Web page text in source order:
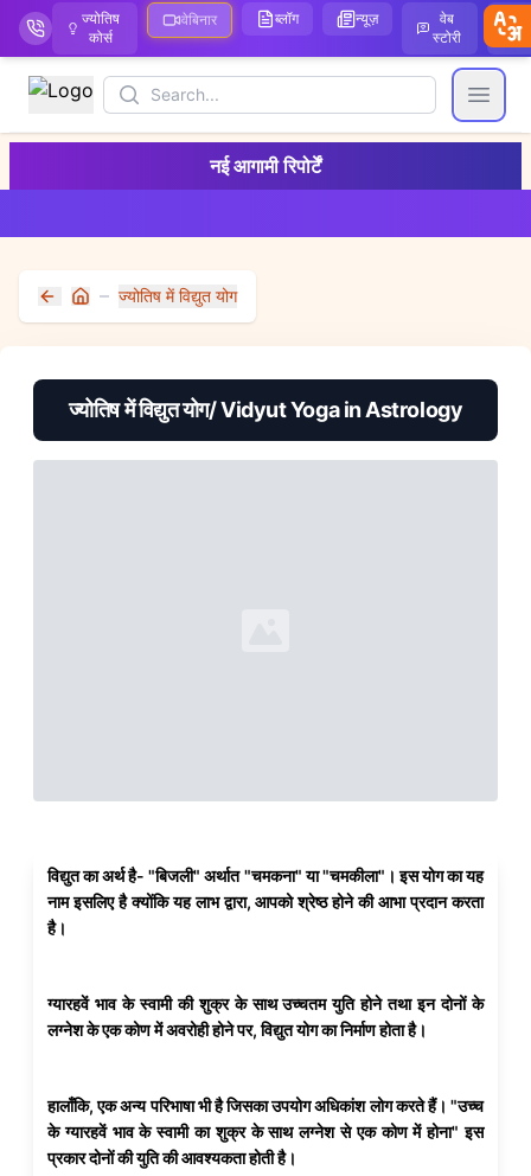
ज्योतिष
कोर्स
वेबिनार ब्लॉग न्यूज़
वेब
स्टोरी
Search
Open
नई आगामी रिपोर्टें
Home ज्योतिष में विद्युत योग
ज्योतिष में विद्युत योग/ Vidyut Yoga in Astrology
विद्युत का अर्थ है- "बिजली" अर्थात "चमकना" या "चमकीला"। इस योग का यह
नाम इसलिए है क्योंकि यह लाभ द्वारा, आपको श्रेष्ठ होने की आभा प्रदान करता
है।
ग्यारहवें भाव के स्वामी की शुक्र के साथ उच्चतम युति होने तथा इन दोनों के
लग्नेश के एक कोण में अवरोही होने पर, विद्युत योग का निर्माण होता है।
हालाँकि, एक अन्य परिभाषा भी है जिसका उपयोग अधिकांश लोग करते हैं। "उच्च
के ग्यारहवें भाव के स्वामी का शुक्र के साथ लग्नेश से एक कोण में होना" इस
प्रकार दोनों की युति की आवश्यकता होती है।